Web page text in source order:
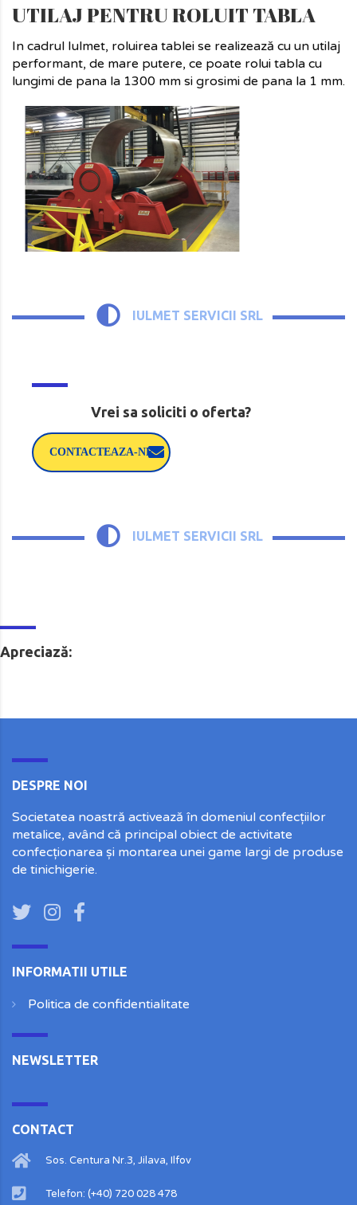
UTILAJ PENTRU ROLUIT TABLA
In cadrul Iulmet, roluirea tablei se realizează cu un utilaj
performant, de mare putere, ce poate rolui tabla cu
lungimi de pana la 1300 mm si grosimi de pana la 1 mm.
IULMET SERVICII SRL
Vrei sa soliciti o oferta?
CONTACTEAZA-NE
IULMET SERVICII SRL
Apreciază:
DESPRE NOI
Societatea noastră activează în domeniul confecțiilor
metalice, având că principal obiect de activitate
confecționarea și montarea unei game largi de produse
de tinichigerie.
INFORMATII UTILE
Politica de confidentialitate
NEWSLETTER
CONTACT
Sos. Centura Nr.3, Jilava, Ilfov
Telefon: (+40) 720 028 478